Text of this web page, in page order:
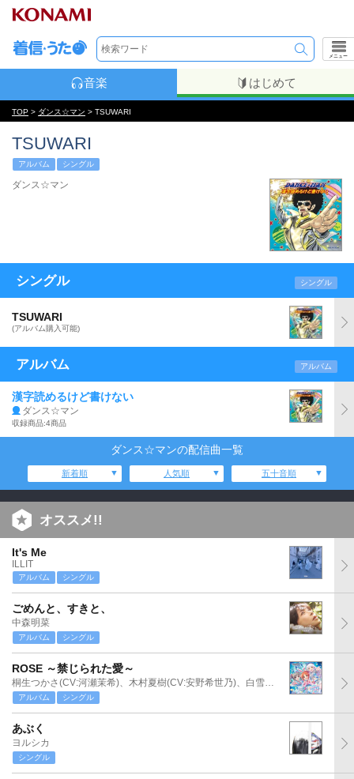
メニュー
音楽 はじめて
TOP > ダンス☆マン > TSUWARI
TSUWARI
アルバム シングル
ダンス☆マン
シングル シングル
TSUWARI
(アルバム購入可能)
アルバム アルバム
漢字読めるけど書けない
ダンス☆マン
収録商品:4商品
ダンス☆マンの配信曲一覧
新着順 人気順 五十音順
オススメ!!
It's Me
ILLIT
アルバム シングル
ごめんと、すきと、
中森明菜
アルバム シングル
ROSE ～禁じられた愛～
桐生つかさ(CV:河瀬茉希)、木村夏樹(CV:安野希世乃)、白雪千夜(CV:関口理咲)
アルバム シングル
あぶく
ヨルシカ
シングル